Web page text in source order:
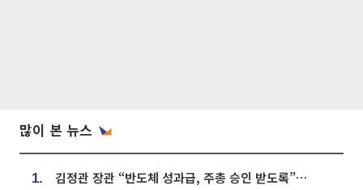
많이 본 뉴스
1. 김정관 장관 “반도체 성과급, 주총 승인 받도록”…상법·자본시장법 개정 시사